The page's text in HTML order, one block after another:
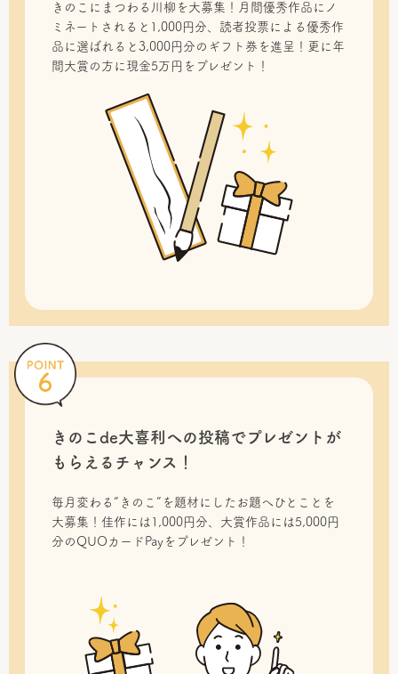
きのこにまつわる川柳を大募集！月間優秀作品にノ
ミネートされると1,000円分、読者投票による優秀作
品に選ばれると3,000円分のギフト券を進呈！更に年
間大賞の方に現金5万円をプレゼント！
きのこde大喜利への投稿でプレゼントが
もらえるチャンス！
毎月変わる“きのこ”を題材にしたお題へひとことを
大募集！佳作には1,000円分、大賞作品には5,000円
分のQUOカードPayをプレゼント！